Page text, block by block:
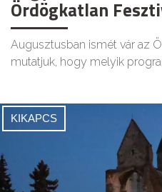
Ördögkatlan
Augusztusban ismét vár az
mutatjuk, hogy melyik
KIKAPCS